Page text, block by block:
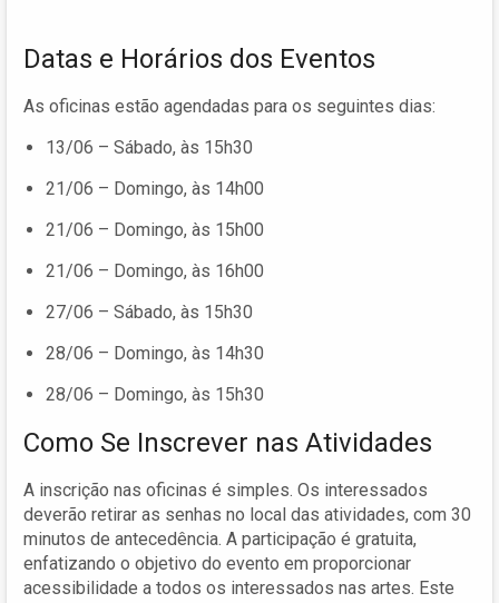
Datas e Horários dos Eventos
As oficinas estão agendadas para os seguintes dias:
13/06 – Sábado, às 15h30
21/06 – Domingo, às 14h00
21/06 – Domingo, às 15h00
21/06 – Domingo, às 16h00
27/06 – Sábado, às 15h30
28/06 – Domingo, às 14h30
28/06 – Domingo, às 15h30
Como Se Inscrever nas Atividades
A inscrição nas oficinas é simples. Os interessados
deverão retirar as senhas no local das atividades, com 30
minutos de antecedência. A participação é gratuita,
enfatizando o objetivo do evento em proporcionar
acessibilidade a todos os interessados nas artes. Este